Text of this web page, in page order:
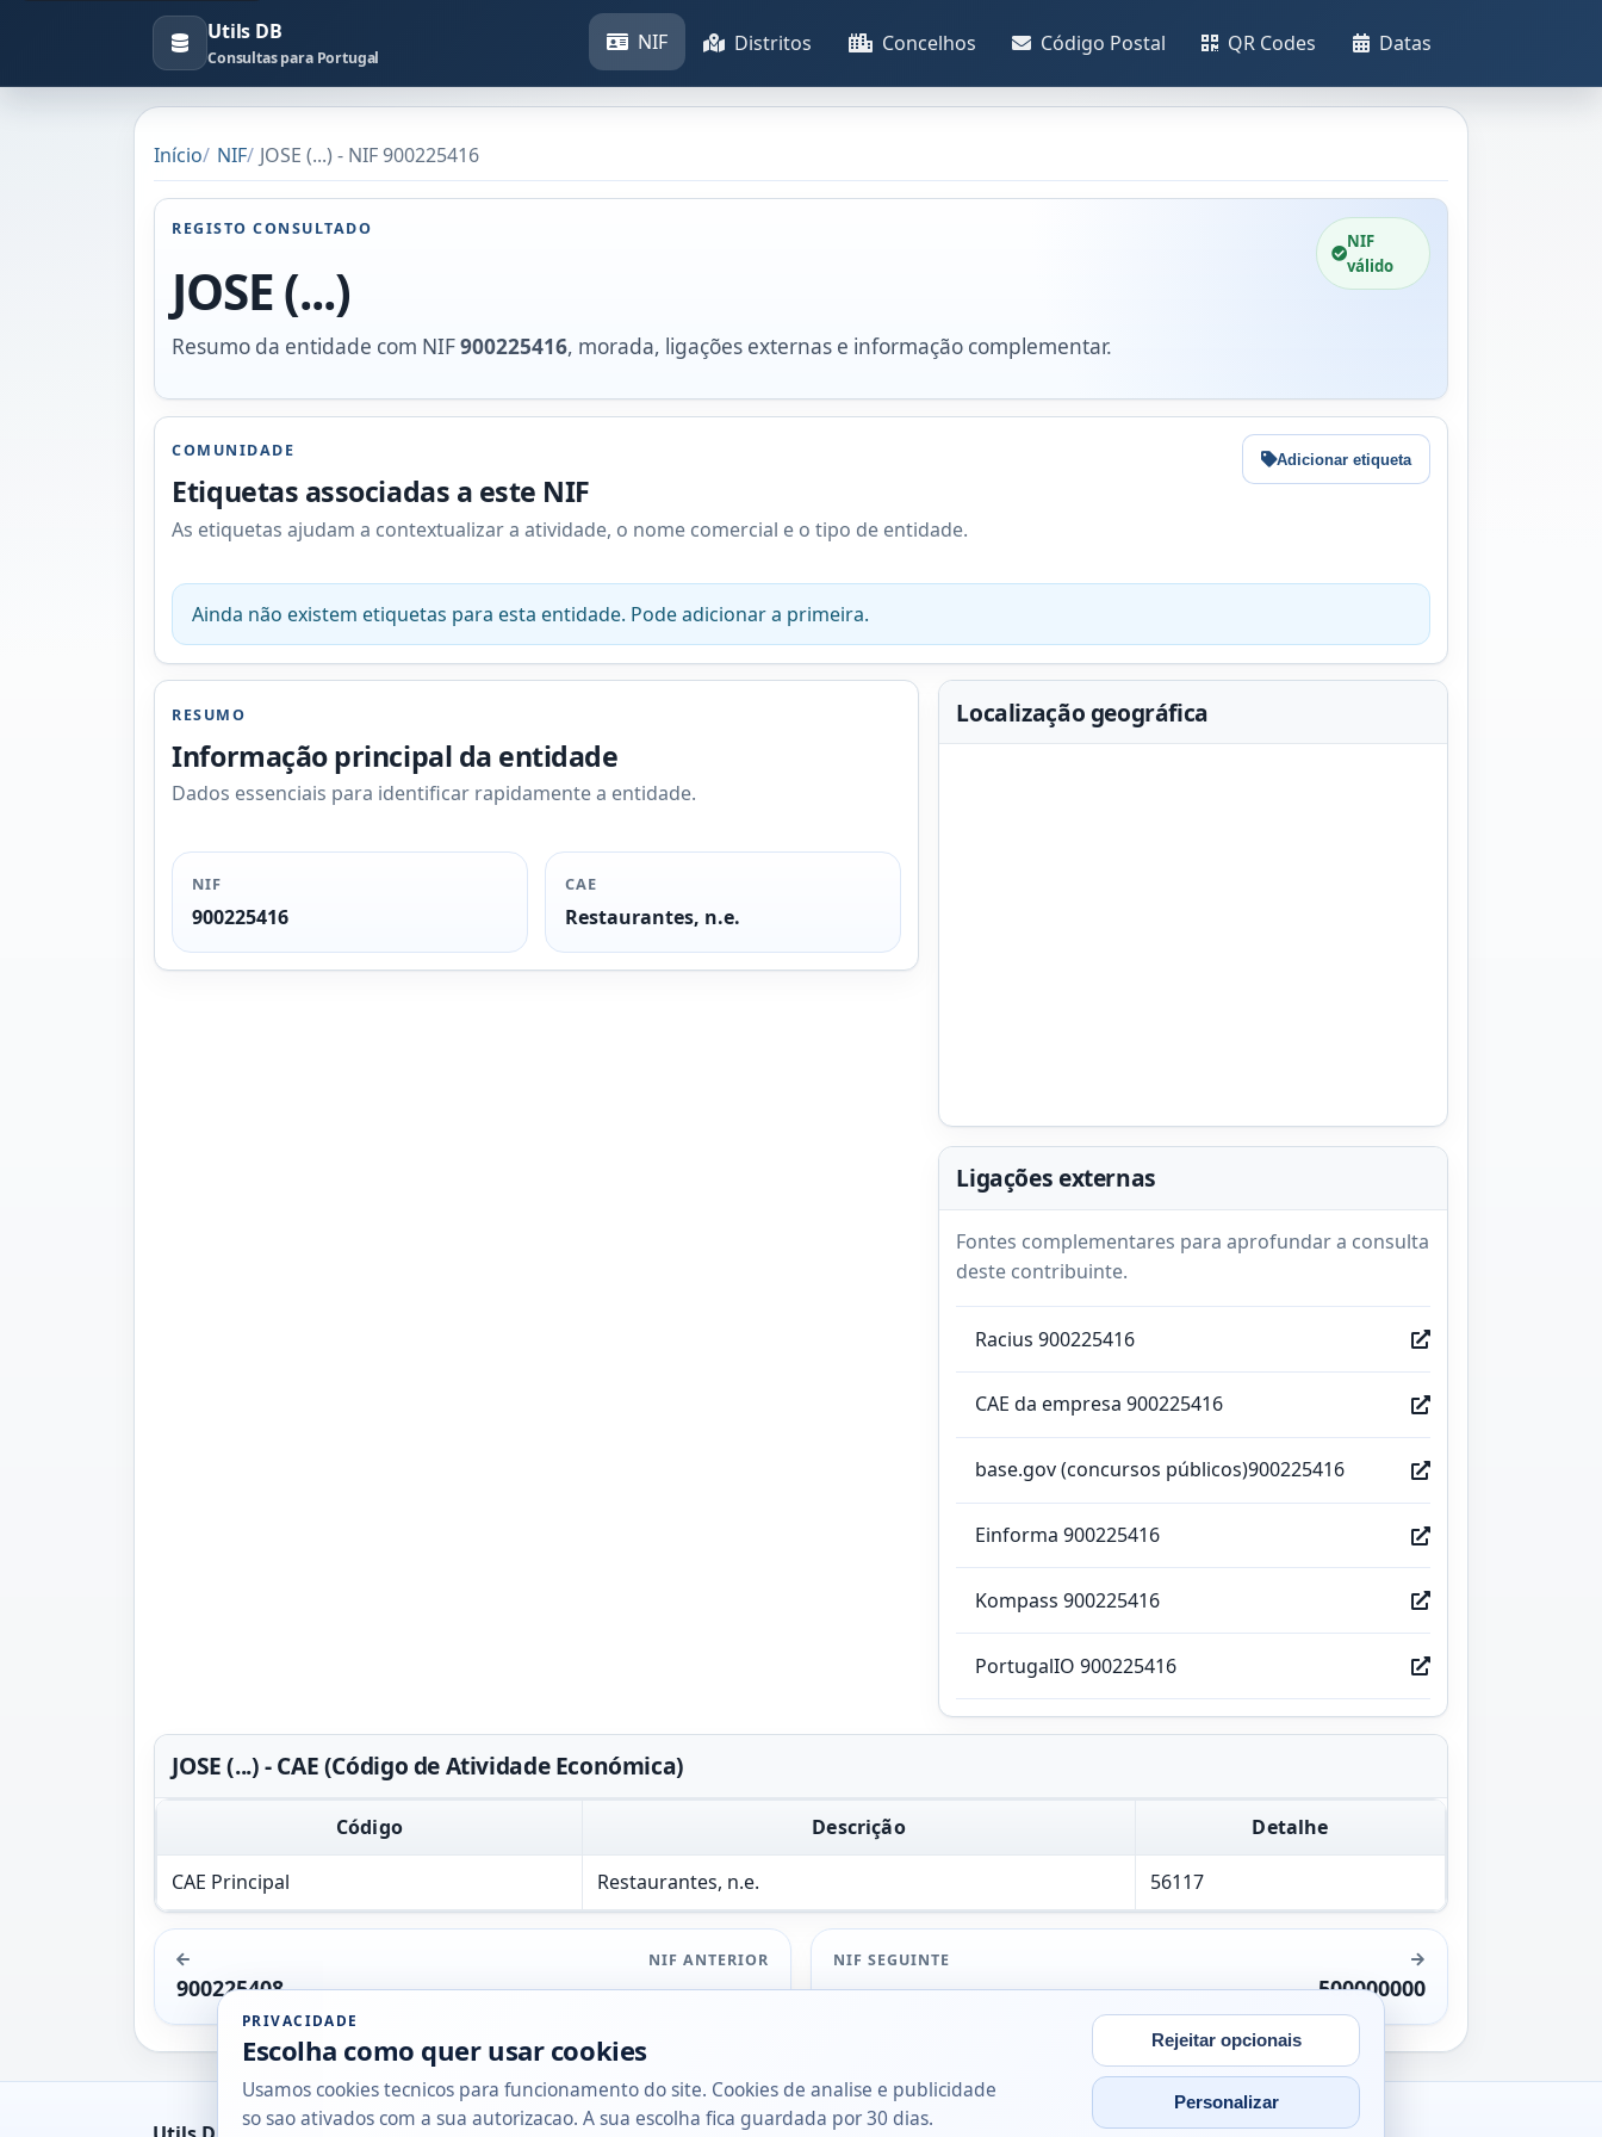
Utils DB
Consultas para Portugal
NIF Distritos Concelhos Código Postal QR Codes Datas
Início NIF JOSE (...) - NIF 900225416
REGISTO CONSULTADO
JOSE (...)
Resumo da entidade com NIF900225416, morada, ligações externas e informação complementar.
NIF
válido
COMUNIDADE
Etiquetas associadas a este NIF
As etiquetas ajudam a contextualizar a atividade, o nome comercial e o tipo de entidade.
Adicionar etiqueta
Ainda não existem etiquetas para esta entidade. Pode adicionar a primeira.
RESUMO
Informação principal da entidade
Dados essenciais para identificar rapidamente a entidade.
NIF
900225416
CAE
Restaurantes, n.e.
Localização geográfica
Ligações externas
Fontes complementares para aprofundar a consulta
deste contribuinte.
Racius 900225416
CAE da empresa 900225416
base.gov (concursos públicos)900225416
Einforma 900225416
Kompass 900225416
PortugalIO 900225416
JOSE (...) - CAE (Código de Atividade Económica)
Código Descrição Detalhe
CAE Principal Restaurantes, n.e. 56117
NIF ANTERIOR
900225408
NIF SEGUINTE
500000000
PRIVACIDADE
Escolha como quer usar cookies
Usamos cookies tecnicos para funcionamento do site. Cookies de analise e publicidade
so sao ativados com a sua autorizacao. A sua escolha fica guardada por 30 dias.
Rejeitar opcionais
Personalizar